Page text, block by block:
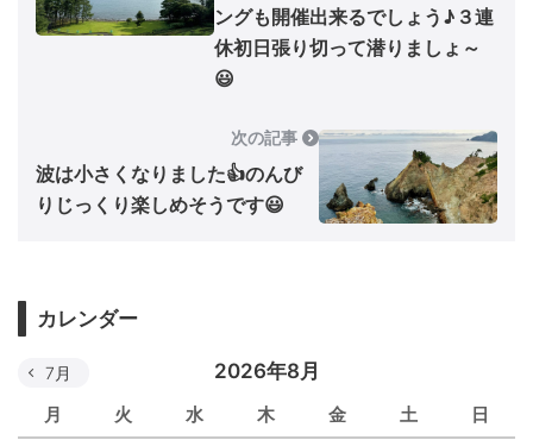
ングも開催出来るでしょう♪３連
休初日張り切って潜りましょ～
😃
次の記事
波は小さくなりました👍のんび
りじっくり楽しめそうです😃
カレンダー
2026年8月
月 火 水 木 金 土 日
7月